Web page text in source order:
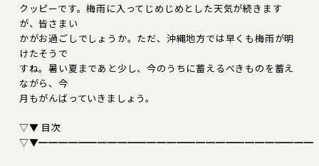
クッピーです。梅雨に入ってじめじめとした天気が続きます
が、皆さまい
かがお過ごしでしょうか。ただ、沖縄地方では早くも梅雨が明
けたそうで
すね。暑い夏まであと少し、今のうちに蓄えるべきものを蓄え
ながら、今
月もがんばっていきましょう。
▽▼ 目次
▽▼━━━━━━━━━━━━━━━━━━━━━━━━━━━━